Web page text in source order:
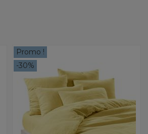
Promo !
-30%